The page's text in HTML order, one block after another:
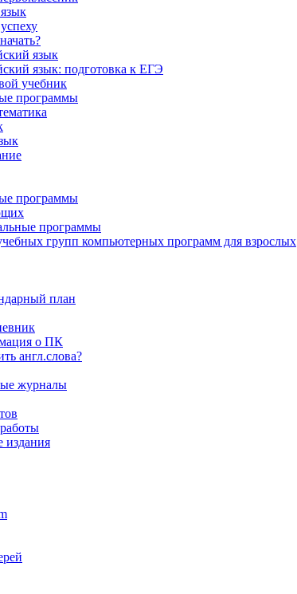
язык
язык: подготовка к ЕГЭ
учебник
программы
программы
программы
групп компьютерных программ для взрослых
план
о ПК
англ.слова?
журналы
издания